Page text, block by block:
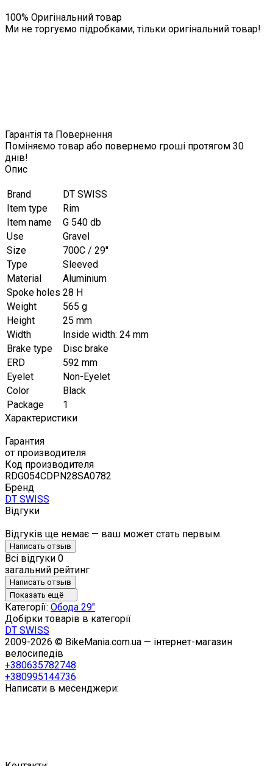
100% Оригінальний товар
Ми не торгуємо підробками, тільки оригінальний товар!
Гарантія та Повернення
Поміняємо товар або повернемо гроші протягом 30
днів!
Опис
Brand
DT SWISS
Item type
Rim
Item name
G 540 db
Use
Gravel
Size
700C / 29''
Type
Sleeved
Material
Aluminium
Spoke holes 28 H
Weight
565 g
Height
25 mm
Width
Inside width: 24 mm
Brake type
Disc brake
ERD
592 mm
Eyelet
Non-Eyelet
Color
Black
Package
1
Характеристики
Гарантия
от производителя
Код производителя
RDG054CDPN28SA0782
Бренд
DT SWISS
Відгуки
Відгуків ще немає — ваш может стать первым.
Написать отзыв
Всі відгуки 0
загальний рейтинг
Написать отзыв
Показать ещё
Категорії: Обода 29"
Добірки товарів в категорії
DT SWISS
2009-2026 © BikeMania.com.ua — інтернет-магазин
велосипедів
+380635782748
+380995144736
Написати в месенджери: